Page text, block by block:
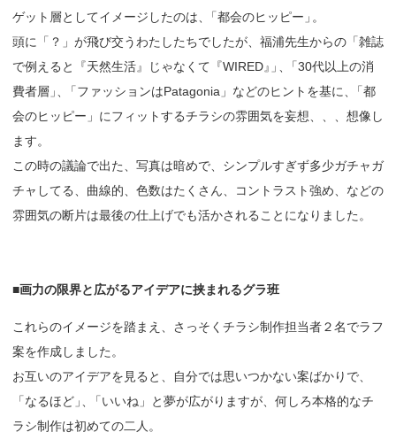
ゲット層としてイメージしたのは
「都会のヒッピー 」 。
頭に「？」が飛び交うわたしたちでしたが、福浦先生からの「雑誌
で例えると『天然生活』じゃなくて『WIRED』 」
「30代以上の消
費者層 」 「ファッションはPatagonia」などのヒントを基に
「都
会のヒッピー」にフィットするチラシの雰囲気を妄想、、、想像し
ます。
この時の議論で出た、写真は暗めで、シンプルすぎず多少ガチャガ
チャしてる、曲線的、色数はたくさん、コントラスト強め、などの
雰囲気の断片は最後の仕上げでも活かされることになりました。
■画力の限界と広がるアイデアに挟まれるグラ班
これらのイメージを踏まえ、さっそくチラシ制作担当者２名でラフ
案を作成しました。
お互いのアイデアを見ると、自分では思いつかない案ばかりで
「なるほど 」
「いいね」と夢が広がりますが、何しろ本格的なチ
ラシ制作は初めての二人。